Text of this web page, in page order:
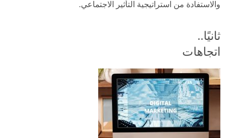
والاستفادة من استراتيجية التأثير الاجتماعي.
ثانيًا..
اتجاهات